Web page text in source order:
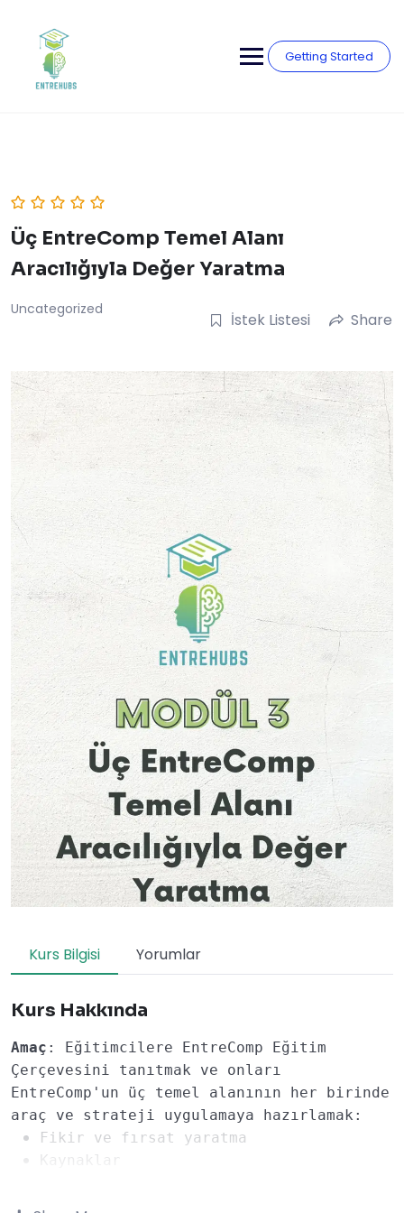
content
Getting Started
Üç EntreComp Temel Alanı
Aracılığıyla Değer Yaratma
Uncategorized
İstek Listesi Share
Kurs Bilgisi Yorumlar
Kurs Hakkında
Amaç : Eğitimcilere EntreComp Eğitim
Çerçevesini tanıtmak ve onları
EntreComp'un üç temel alanının her birinde
araç ve strateji uygulamaya hazırlamak:
Fikir ve fırsat yaratma
Kaynaklar